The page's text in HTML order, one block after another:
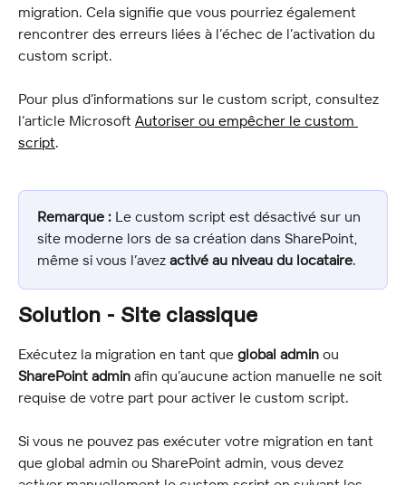
migration. Cela signifie que vous pourriez également
rencontrer des erreurs liées à l’échec de l’activation du
custom script.
Pour plus d’informations sur le custom script, consultez
l’article Microsoft Autoriser ou empêcher le custom
script.
Remarque : Le custom script est désactivé sur un
site moderne lors de sa création dans SharePoint,
même si vous l’avez activé au niveau du locataire.
Solution - Site classique
Exécutez la migration en tant que global admin ou
SharePoint admin afin qu’aucune action manuelle ne soit
requise de votre part pour activer le custom script.
Si vous ne pouvez pas exécuter votre migration en tant
que global admin ou SharePoint admin, vous devez